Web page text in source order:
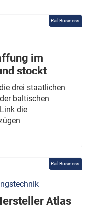
Rail Business
im
stockt
drei staatlichen
baltischen
die
Rail Business
Atlas